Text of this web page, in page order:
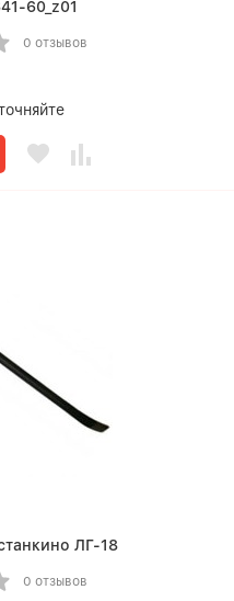
60_z01
0 отзывов
ЛГ-18
0 отзывов